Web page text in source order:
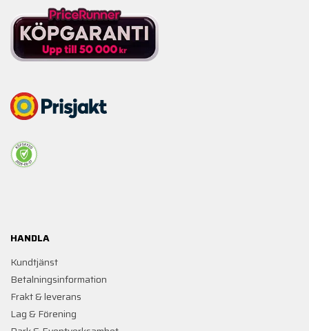
HANDLA
Kundtjänst
Betalningsinformation
Frakt & leverans
Lag & Förening